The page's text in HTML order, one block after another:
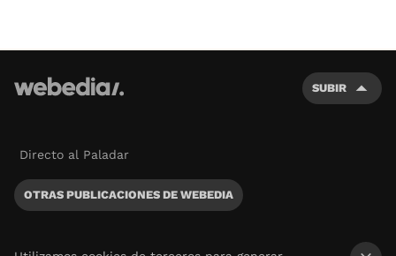
SUBIR
Directo al Paladar
OTRAS PUBLICACIONES DE WEBEDIA